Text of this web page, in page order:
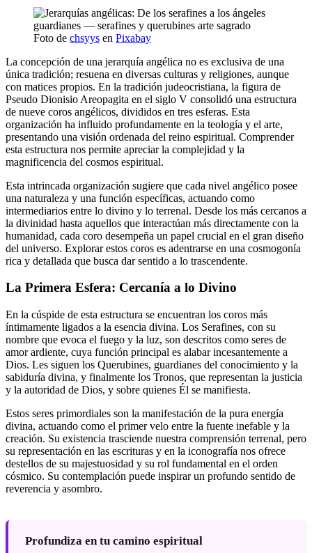
Foto de chsyys en Pixabay
La concepción de una jerarquía angélica no es exclusiva de una
única tradición; resuena en diversas culturas y religiones, aunque
con matices propios. En la tradición judeocristiana, la figura de
Pseudo Dionisio Areopagita en el siglo V consolidó una estructura
de nueve coros angélicos, divididos en tres esferas. Esta
organización ha influido profundamente en la teología y el arte,
presentando una visión ordenada del reino espiritual. Comprender
esta estructura nos permite apreciar la complejidad y la
magnificencia del cosmos espiritual.
Esta intrincada organización sugiere que cada nivel angélico posee
una naturaleza y una función específicas, actuando como
intermediarios entre lo divino y lo terrenal. Desde los más cercanos a
la divinidad hasta aquellos que interactúan más directamente con la
humanidad, cada coro desempeña un papel crucial en el gran diseño
del universo. Explorar estos coros es adentrarse en una cosmogonía
rica y detallada que busca dar sentido a lo trascendente.
La Primera Esfera: Cercanía a lo Divino
En la cúspide de esta estructura se encuentran los coros más
íntimamente ligados a la esencia divina. Los Serafines, con su
nombre que evoca el fuego y la luz, son descritos como seres de
amor ardiente, cuya función principal es alabar incesantemente a
Dios. Les siguen los Querubines, guardianes del conocimiento y la
sabiduría divina, y finalmente los Tronos, que representan la justicia
y la autoridad de Dios, y sobre quienes Él se manifiesta.
Estos seres primordiales son la manifestación de la pura energía
divina, actuando como el primer velo entre la fuente inefable y la
creación. Su existencia trasciende nuestra comprensión terrenal, pero
su representación en las escrituras y en la iconografía nos ofrece
destellos de su majestuosidad y su rol fundamental en el orden
cósmico. Su contemplación puede inspirar un profundo sentido de
reverencia y asombro.
Profundiza en tu camino espiritual